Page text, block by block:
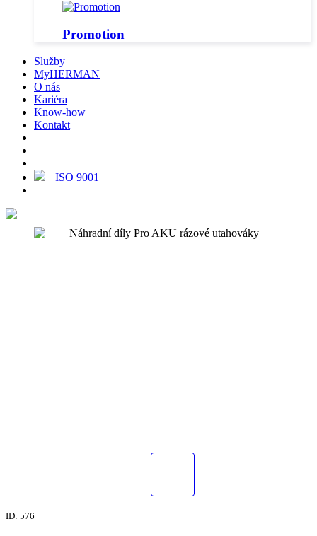
Promotion
Služby
MyHERMAN
O nás
Kariéra
Know-how
Kontakt
ISO 9001
ID: 576